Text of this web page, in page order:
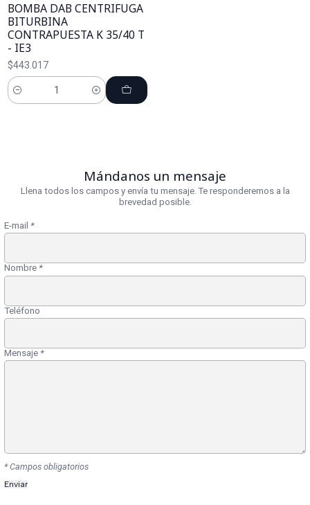
BOMBA DAB CENTRIFUGA
BITURBINA
CONTRAPUESTA K 35/40 T
- IE3
$443.017
Cantidad
Mándanos un mensaje
Llena todos los campos y envía tu mensaje. Te responderemos a la
brevedad posible.
E-mail *
Nombre *
Teléfono
Mensaje *
* Campos obligatorios